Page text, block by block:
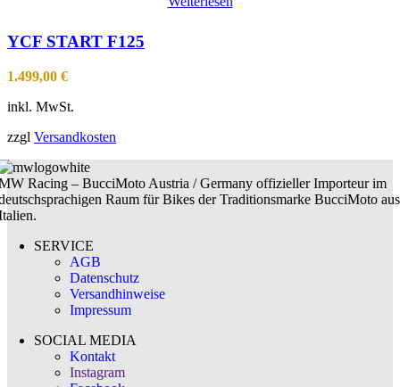
YCF START F125
1.499,00 €
inkl. MwSt.
zzgl Versandkosten
Racing – BucciMoto Austria / Germany offizieller Importeur im
Raum für Bikes der Traditionsmarke BucciMoto aus
SERVICE
AGB
Datenschutz
Versandhinweise
Impressum
SOCIAL MEDIA
Kontakt
Instagram